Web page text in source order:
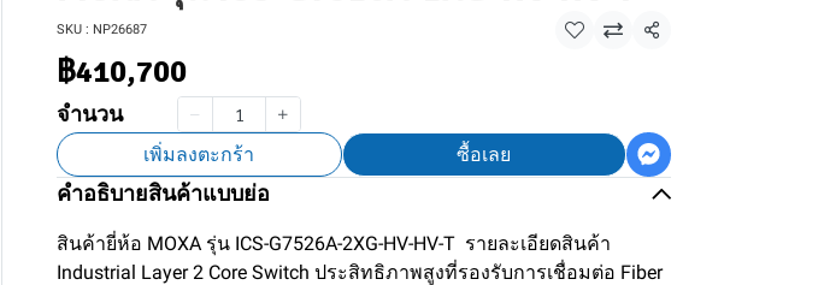
SKU : NP26687 แชร์
฿410,700
จำนวน
เพิ่มลงตะกร้า ซื้อเลย
คำอธิบายสินค้าแบบย่อ
สินค้ายี่ห้อ MOXA รุ่น ICS-G7526A-2XG-HV-HV-T รายละเอียดสินค้า
Industrial Layer 2 Core Switch ประสิทธิภาพสูงที่รองรับการเชื่อมต่อ Fiber